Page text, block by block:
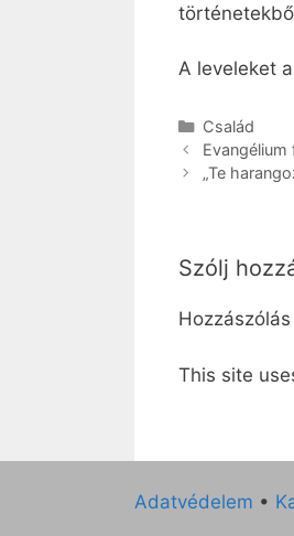
A leveleket
Kategória
Család
„Te
Szólj
This site
Adatvédelem •